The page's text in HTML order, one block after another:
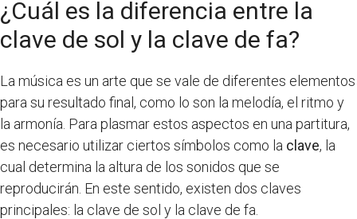
¿Cuál es la diferencia entre la
clave de sol y la clave de fa?
La música es un arte que se vale de diferentes elementos
para su resultado final, como lo son la melodía, el ritmo y
la armonía. Para plasmar estos aspectos en una partitura,
es necesario utilizar ciertos símbolos como la clave, la
cual determina la altura de los sonidos que se
reproducirán. En este sentido, existen dos claves
principales: la clave de sol y la clave de fa.